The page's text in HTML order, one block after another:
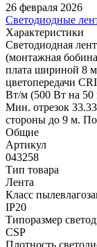
26 февраля 2026
Светодиодные
Характеристики
Светодиодная
(монтажная
плата шириной 8
цветопередачи
Вт/м (500 Вт на 50
Мин. отрезок
стороны до 9 м.
Общие
Артикул
043258
Тип товара
Лента
Класс
IP20
Типоразмер
CSP
Плотность